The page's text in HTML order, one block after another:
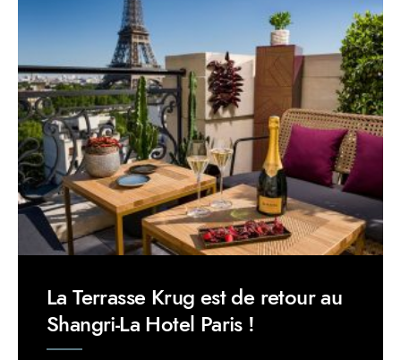
La Terrasse Krug est de retour au
Shangri-La Hotel Paris !